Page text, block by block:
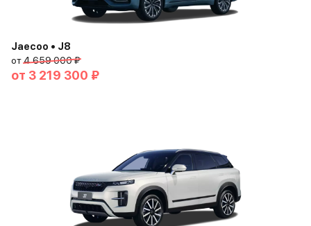
Jaecoo • J8
от4 659 000 ₽
от 3 219 300 ₽